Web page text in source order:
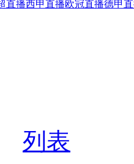
直播西甲直播欧冠直播德甲
列表